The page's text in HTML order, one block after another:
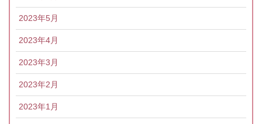
2023年5月
2023年4月
2023年3月
2023年2月
2023年1月